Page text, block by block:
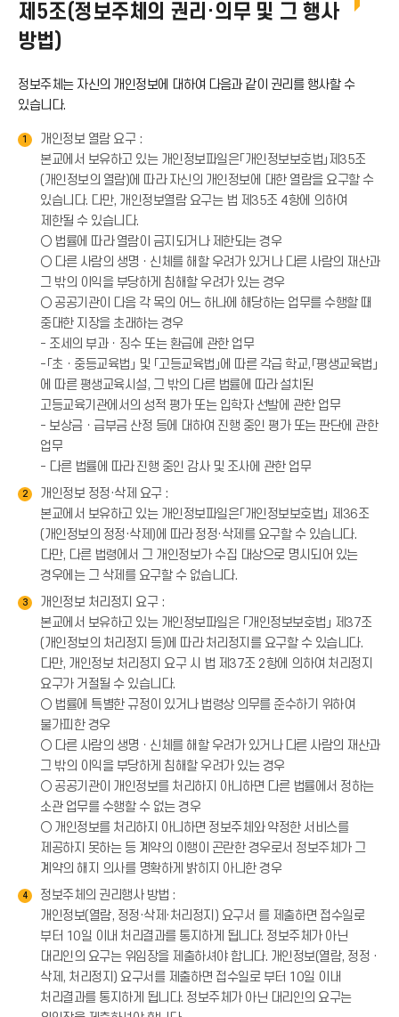
제5조(정보주체의 권리·의무 및 그 행사
방법)
정보주체는 자신의 개인정보에 대하여 다음과 같이 권리를 행사할 수
있습니다.
1
개인정보 열람 요구 :
본교에서 보유하고 있는 개인정보파일은「개인정보보호법」제35조
(개인정보의 열람)에 따라 자신의 개인정보에 대한 열람을 요구할 수
있습니다. 다만, 개인정보열람 요구는 법 제35조 4항에 의하여
제한될 수 있습니다.
○ 법률에 따라 열람이 금지되거나 제한되는 경우
○ 다른 사람의 생명ㆍ신체를 해할 우려가 있거나 다른 사람의 재산과
그 밖의 이익을 부당하게 침해할 우려가 있는 경우
○ 공공기관이 다음 각 목의 어느 하나에 해당하는 업무를 수행할 때
중대한 지장을 초래하는 경우
- 조세의 부과ㆍ징수 또는 환급에 관한 업무
-「초ㆍ중등교육법」 및 「고등교육법」에 따른 각급 학교,「평생교육법」
에 따른 평생교육시설, 그 밖의 다른 법률에 따라 설치된
고등교육기관에서의 성적 평가 또는 입학자 선발에 관한 업무
- 보상금ㆍ급부금 산정 등에 대하여 진행 중인 평가 또는 판단에 관한
업무
- 다른 법률에 따라 진행 중인 감사 및 조사에 관한 업무
2
개인정보 정정·삭제 요구 :
본교에서 보유하고 있는 개인정보파일은「개인정보보호법」 제36조
(개인정보의 정정·삭제)에 따라 정정·삭제를 요구할 수 있습니다.
다만, 다른 법령에서 그 개인정보가 수집 대상으로 명시되어 있는
경우에는 그 삭제를 요구할 수 없습니다.
3
개인정보 처리정지 요구 :
본교에서 보유하고 있는 개인정보파일은 「개인정보보호법」 제37조
(개인정보의 처리정지 등)에 따라 처리정지를 요구할 수 있습니다.
다만, 개인정보 처리정지 요구 시 법 제37조 2항에 의하여 처리정지
요구가 거절될 수 있습니다.
○ 법률에 특별한 규정이 있거나 법령상 의무를 준수하기 위하여
불가피한 경우
○ 다른 사람의 생명ㆍ신체를 해할 우려가 있거나 다른 사람의 재산과
그 밖의 이익을 부당하게 침해할 우려가 있는 경우
○ 공공기관이 개인정보를 처리하지 아니하면 다른 법률에서 정하는
소관 업무를 수행할 수 없는 경우
○ 개인정보를 처리하지 아니하면 정보주체와 약정한 서비스를
제공하지 못하는 등 계약의 이행이 곤란한 경우로서 정보주체가 그
계약의 해지 의사를 명확하게 밝히지 아니한 경우
4
정보주체의 권리행사 방법 :
개인정보(열람, 정정·삭제·처리정지) 요구서 를 제출하면 접수일로
부터 10일 이내 처리결과를 통지하게 됩니다. 정보주체가 아닌
대리인의 요구는 위임장을 제출하셔야 합니다. 개인정보(열람, 정정 ·
삭제, 처리정지) 요구서를 제출하면 접수일로 부터 10일 이내
처리결과를 통지하게 됩니다. 정보주체가 아닌 대리인의 요구는